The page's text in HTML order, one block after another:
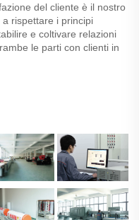
del cliente è il nostro
rispettare i principi
e coltivare relazioni
le parti con clienti in